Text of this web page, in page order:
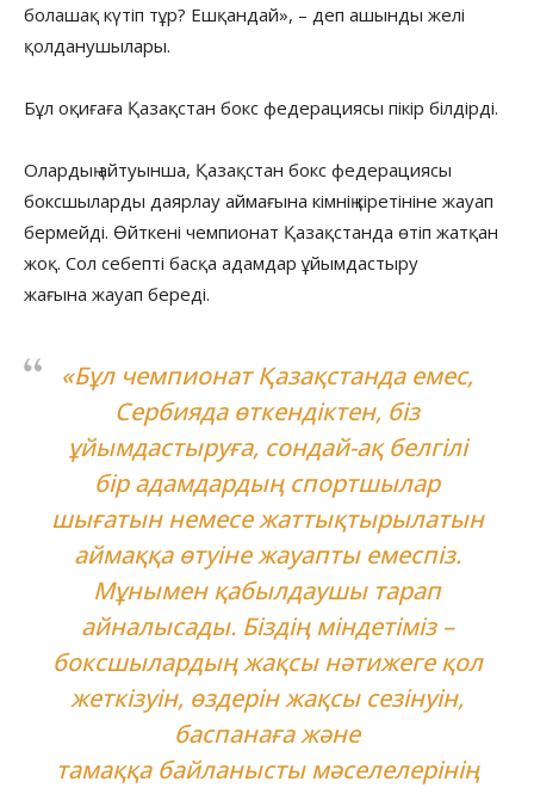
болашақ күтіп тұр? Ешқандай», – деп ашынды желі
қолданушылары.
Бұл оқиғаға Қазақстан бокс федерациясы пікір білдірді.
Олардың айтуынша, Қазақстан бокс федерациясы
боксшыларды даярлау аймағына кімнің кіретініне жауап
бермейді. Өйткені чемпионат Қазақстанда өтіп жатқан
жоқ. Сол себепті басқа адамдар ұйымдастыру
жағына жауап береді.
«Бұл чемпионат Қазақстанда емес,
Сербияда өткендіктен, біз
ұйымдастыруға, сондай-ақ белгілі
бір адамдардың спортшылар
шығатын немесе жаттықтырылатын
аймаққа өтуіне жауапты емеспіз.
Мұнымен қабылдаушы тарап
айналысады. Біздің міндетіміз –
боксшылардың жақсы нәтижеге қол
жеткізуін, өздерін жақсы сезінуін,
баспанаға және
тамаққа байланысты мәселелерінің